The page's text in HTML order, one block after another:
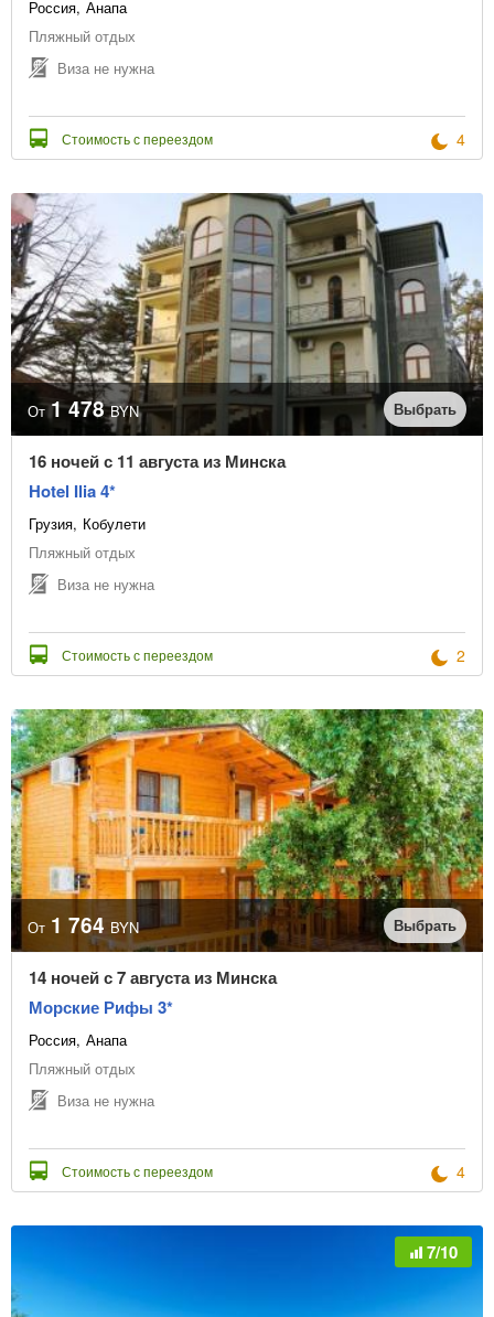
Россия Анапа
Пляжный отдых
Виза не нужна
Стоимость с переездом 4
От 1 478 BYN Выбрать
16 ночей с 11 августа из Минска
Hotel Ilia 4*
Грузия Кобулети
Пляжный отдых
Виза не нужна
Стоимость с переездом 2
От 1 764 BYN Выбрать
14 ночей с 7 августа из Минска
Морские Рифы 3*
Россия Анапа
Пляжный отдых
Виза не нужна
Стоимость с переездом 4
7/10